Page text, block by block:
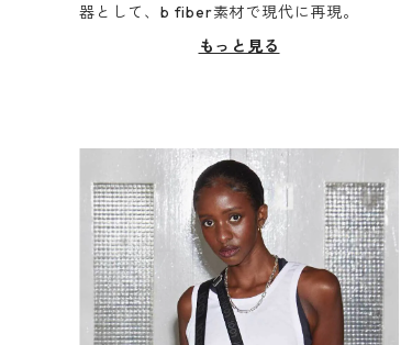
器として、b fiber素材で現代に再現。
もっと見る